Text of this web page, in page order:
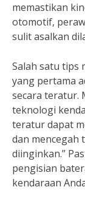
memastikan
otomotif,
sulit asalkan
Salah satu tips
yang pertama
secara teratur.
teknologi
teratur dapat
dan mencegah
diinginkan.”
pengisian
kendaraan